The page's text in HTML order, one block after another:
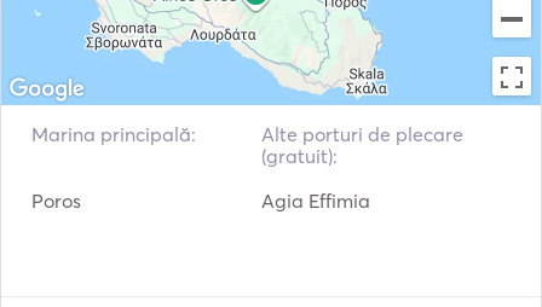
"Magical" Moments: The reviews are filled with emotional
language, with experiences described as "truly
wonderful," "magical," and "enchanting". This emotional
suggests that Doral's value is not just in the tangible
wonder, relaxation, and personal connection it creates.
Marina principală:
Poros
Alte porturi de plecare
(gratuit):
Agia Effimia